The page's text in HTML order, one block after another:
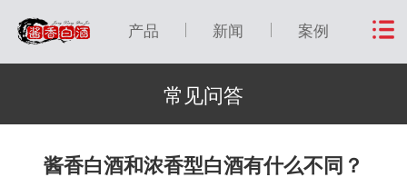
产品 新闻 案例
常见问答
酱香白酒和浓香型白酒有什么不同？